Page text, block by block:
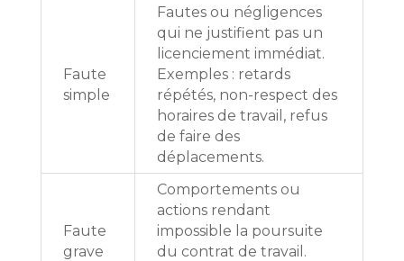
Faute
simple
Fautes ou négligences
qui ne justifient pas un
licenciement immédiat.
Exemples : retards
répétés, non-respect des
horaires de travail, refus
de faire des
déplacements.
Faute
grave
Comportements ou
actions rendant
impossible la poursuite
du contrat de travail.